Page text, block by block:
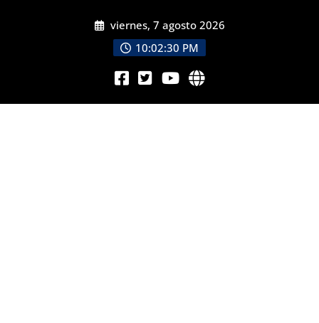
viernes, 7 agosto 2026
10:02:31 PM